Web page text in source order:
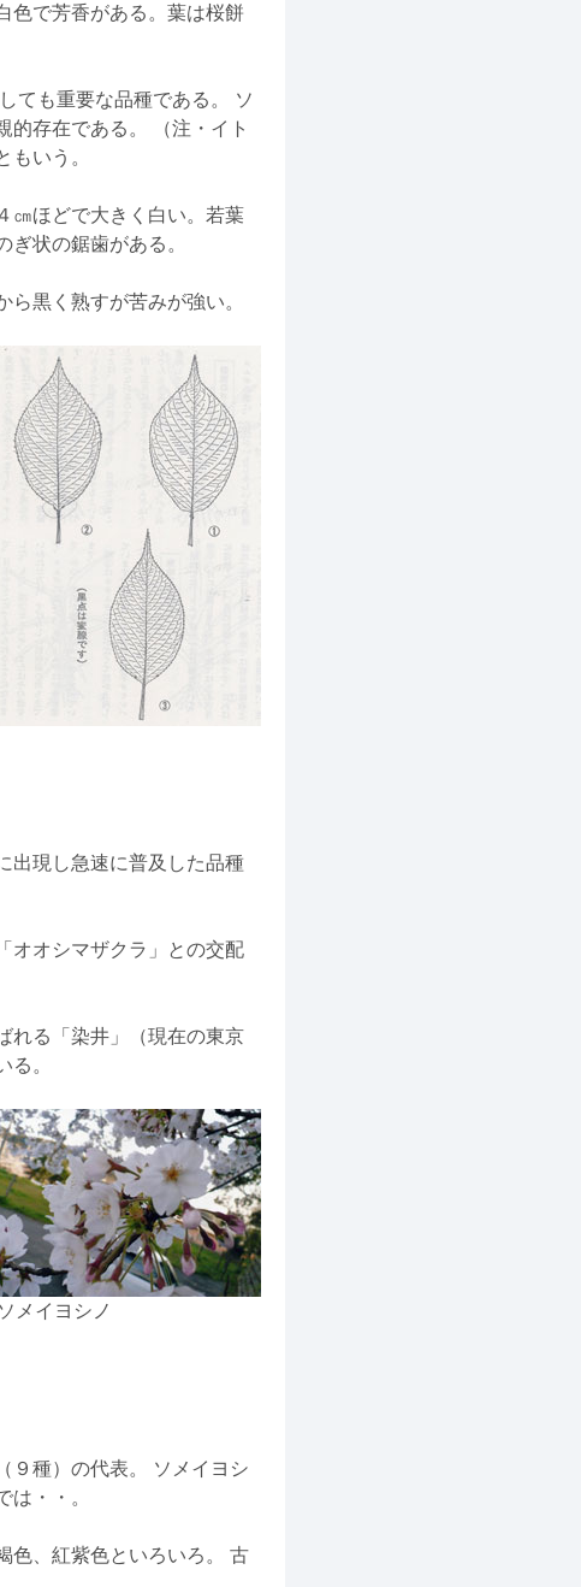
色で芳香がある。葉は桜餅
ても重要な品種である。 ソ
的存在である。 （注・イト
いう。
㎝ほどで大きく白い。若葉
状の鋸歯がある。
黒く熟すが苦みが強い。
出現し急速に普及した品種
オオシマザクラ」との交配
れる「染井」（現在の東京
。
ソメイヨシノ
９種）の代表。 ソメイヨシ
は・・。
色、紅紫色といろいろ。 古